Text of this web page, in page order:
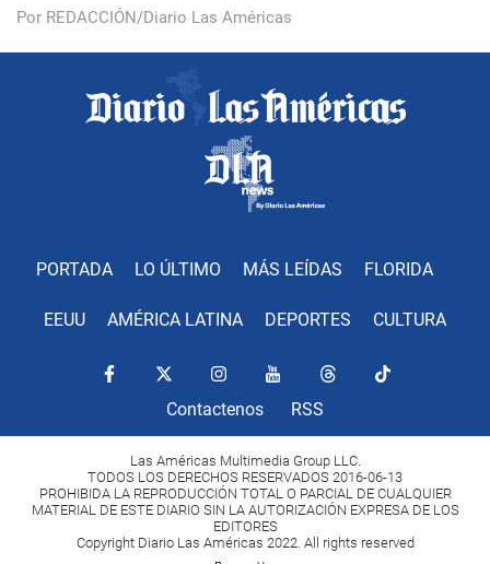
Por REDACCIÓN/Diario Las Américas
PORTADA LO ÚLTIMO MÁS LEÍDAS FLORIDA
EEUU AMÉRICA LATINA DEPORTES CULTURA
Contactenos RSS
Las Américas Multimedia Group LLC.
TODOS LOS DERECHOS RESERVADOS 2016-06-13
PROHIBIDA LA REPRODUCCIÓN TOTAL O PARCIAL DE CUALQUIER
MATERIAL DE ESTE DIARIO SIN LA AUTORIZACIÓN EXPRESA DE LOS
EDITORES
Copyright Diario Las Américas 2022. All rights reserved